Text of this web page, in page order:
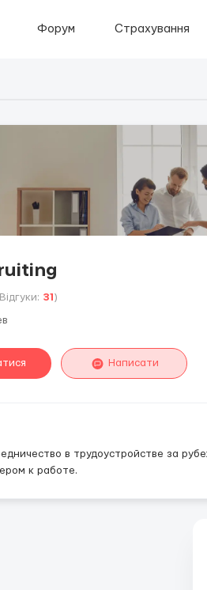
Форум Страхування
31 )
Написати
в трудоустройстве за
к работе.